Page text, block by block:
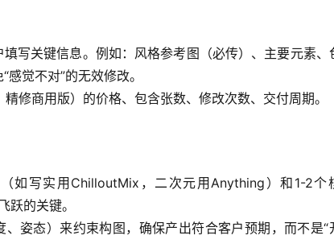
写关键信息。例如：风格参考图（必传）、主要元素、
感觉不对”的无效修改。
修商用版）的价格、包含张数、修改次数、交付周期。
如写实用ChilloutMix，二次元用Anything）和1-2个
跃的关键。
、姿态）来约束构图，确保产出符合客户预期，而不是“